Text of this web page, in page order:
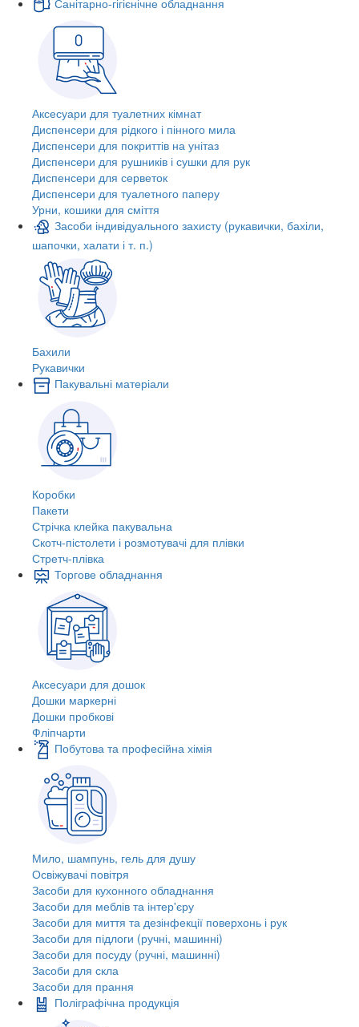
Аксесуари для туалетних кімнат
Диспенсери для рідкого і пінного мила
Диспенсери для покриттів на унітаз
Диспенсери для рушників і сушки для рук
Диспенсери для серветок
Диспенсери для туалетного паперу
Урни, кошики для сміття
Засоби індивідуального захисту (рукавички, бахіли,
шапочки, халати і т. п.)
Бахили
Рукавички
Пакувальні матеріали
Коробки
Пакети
Стрічка клейка пакувальна
Скотч-пістолети і розмотувачі для плівки
Стретч-плівка
Торгове обладнання
Аксесуари для дошок
Дошки маркерні
Дошки пробкові
Фліпчарти
Побутова та професійна хімія
Мило, шампунь, гель для душу
Освіжувачі повітря
Засоби для кухонного обладнання
Засоби для меблів та інтер'єру
Засоби для миття та дезінфекції поверхонь і рук
Засоби для підлоги (ручні, машинні)
Засоби для посуду (ручні, машинні)
Засоби для скла
Засоби для прання
Поліграфічна продукція